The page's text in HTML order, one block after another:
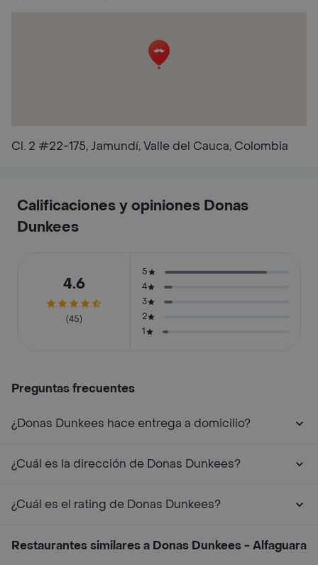
Cl. 2 #22-175, Jamundí, Valle del Cauca, Colombia
Calificaciones y opiniones Donas
Dunkees
4.6
(45)
5
4
3
2
1
Preguntas frecuentes
¿Donas Dunkees hace entrega a domicilio?
¿Cuál es la dirección de Donas Dunkees?
¿Cuál es el rating de Donas Dunkees?
Restaurantes similares a Donas Dunkees - Alfaguara